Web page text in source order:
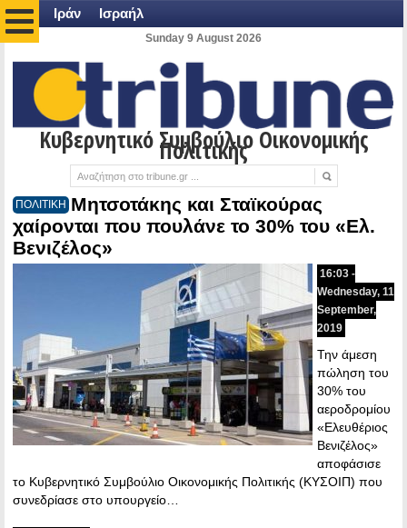
Ιράν Ισραήλ
Sunday 9 August 2026
Κυβερνητικό Συμβούλιο Οικονομικής
Πολιτικής
ΠΟΛΙΤΙΚΗ Μητσοτάκης και Σταϊκούρας
χαίρονται που πουλάνε το 30% του «Ελ.
Βενιζέλος»
16:03 -
Wednesday, 11
September,
2019
Την άμεση
πώληση του
30% του
αεροδρομίου
«Ελευθέριος
Βενιζέλος»
αποφάσισε
το Κυβερνητικό Συμβούλιο Οικονομικής Πολιτικής (ΚΥΣΟΙΠ) που
συνεδρίασε στο υπουργείο…